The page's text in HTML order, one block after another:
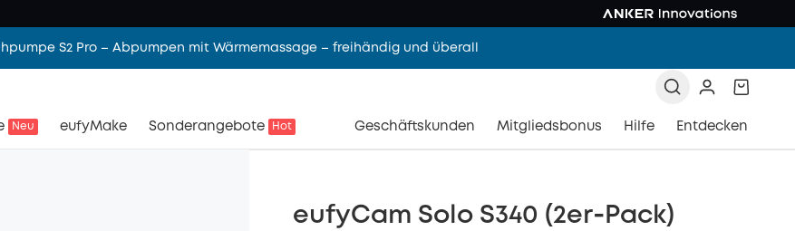
S2 Pro – Abpumpen mit Wärmemassage – freihändig und überall
Neu eufyMake Sonderangebote Hot Geschäftskunden Mitgliedsbonus Hilfe Entdecken
eufyCam Solo S340 (2er‑Pack)